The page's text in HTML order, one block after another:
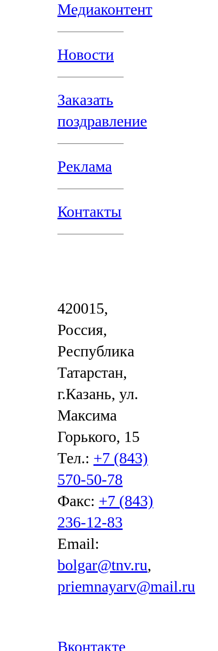
Медиаконтент
Новости
Заказать
поздравление
Реклама
Контакты
420015,
Россия,
Республика
Татарстан,
г.Казань, ул.
Максима
Горького, 15
Тел.: +7 (843)
570-50-78
Факс: +7 (843)
236-12-83
Email:
bolgar@tnv.ru,
priemnayarv@mail.ru
Вконтакте